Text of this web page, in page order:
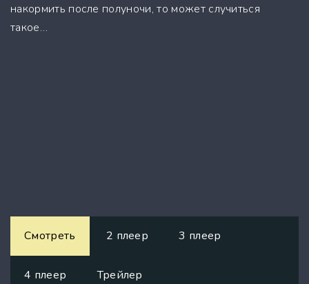
накормить после полуночи, то может случиться
такое…
Смотреть 2 плеер 3 плеер
4 плеер Трейлер